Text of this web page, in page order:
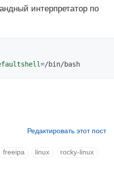
интерпретатор по
=
Редактировать этот пост
freeipa linux rocky-linux